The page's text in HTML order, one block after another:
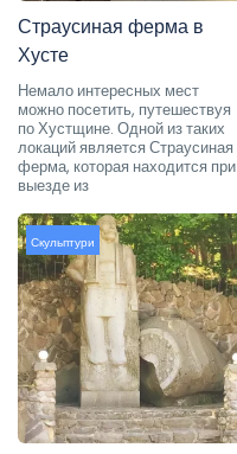
Страусиная ферма в
Хусте
Немало интересных мест
можно посетить, путешествуя
по Хустщине. Одной из таких
локаций является Страусиная
ферма, которая находится при
выезде из
Скульптури